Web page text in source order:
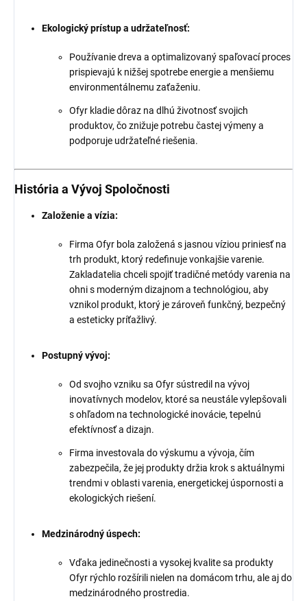
Ekologický prístup a udržateľnosť:
Používanie dreva a optimalizovaný spaľovací proces
prispievajú k nižšej spotrebe energie a menšiemu
environmentálnemu zaťaženiu.
Ofyr kladie dôraz na dlhú životnosť svojich
produktov, čo znižuje potrebu častej výmeny a
podporuje udržateľné riešenia.
História a Vývoj Spoločnosti
Založenie a vízia:
Firma Ofyr bola založená s jasnou víziou priniesť na
trh produkt, ktorý redefinuje vonkajšie varenie.
Zakladatelia chceli spojiť tradičné metódy varenia na
ohni s moderným dizajnom a technológiou, aby
vznikol produkt, ktorý je zároveň funkčný, bezpečný
a esteticky príťažlivý.
Postupný vývoj:
Od svojho vzniku sa Ofyr sústredil na vývoj
inovatívnych modelov, ktoré sa neustále vylepšovali
s ohľadom na technologické inovácie, tepelnú
efektívnosť a dizajn.
Firma investovala do výskumu a vývoja, čím
zabezpečila, že jej produkty držia krok s aktuálnymi
trendmi v oblasti varenia, energetickej úspornosti a
ekologických riešení.
Medzinárodný úspech:
Vďaka jedinečnosti a vysokej kvalite sa produkty
Ofyr rýchlo rozšírili nielen na domácom trhu, ale aj do
medzinárodného prostredia.